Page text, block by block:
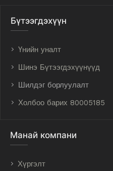
Бүтээгдэхүүн
Үнийн уналт
Шинэ Бүтээгдэхүүнүүд
Шилдэг борлуулалт
Холбоо барих 80005185
Манай компани
Хүргэлт